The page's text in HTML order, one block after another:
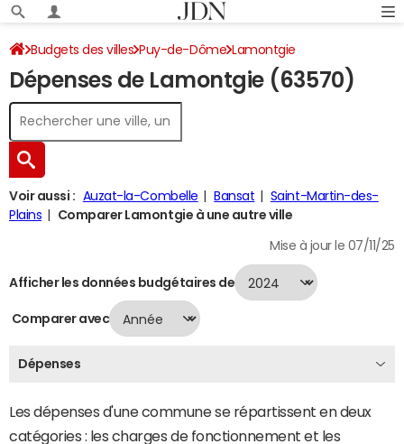
Budgets des villes Puy-de-Dôme Lamontgie
Dépenses 2024
Dépenses de Lamontgie (63570)
Voir aussi : Auzat-la-Combelle Bansat
Saint-Martin-des-
Plains
Comparer Lamontgie à une autre ville
Mise à jour le 07/11/25
Afficher les données budgétaires de
Comparer avec
Dépenses
Les dépenses d'une commune se répartissent en deux
catégories : les charges de fonctionnement et les